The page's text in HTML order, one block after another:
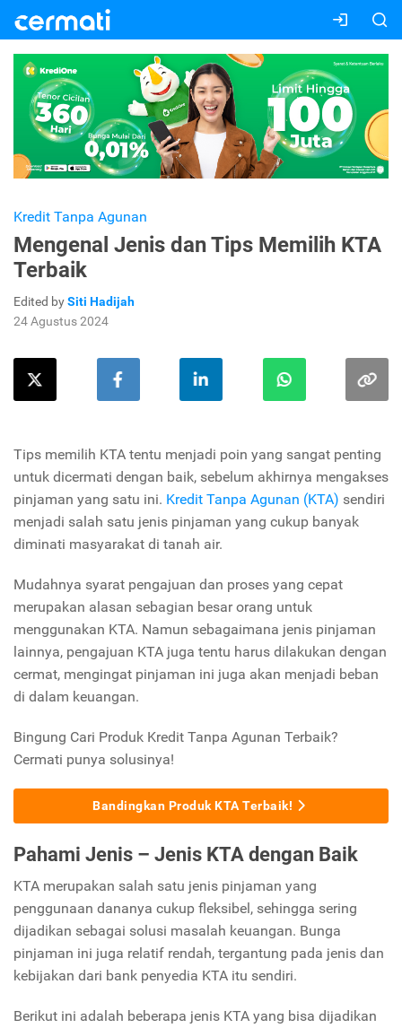
Kredit Tanpa Agunan
Mengenal Jenis dan Tips Memilih KTA
Terbaik
Edited bySiti Hadijah
24 Agustus 2024
Tips memilih KTA tentu menjadi poin yang sangat penting
untuk dicermati dengan baik, sebelum akhirnya mengakses
pinjaman yang satu ini. Kredit Tanpa Agunan (KTA) sendiri
menjadi salah satu jenis pinjaman yang cukup banyak
diminati masyarakat di tanah air.
Mudahnya syarat pengajuan dan proses yang cepat
merupakan alasan sebagian besar orang untuk
menggunakan KTA. Namun sebagaimana jenis pinjaman
lainnya, pengajuan KTA juga tentu harus dilakukan dengan
cermat, mengingat pinjaman ini juga akan menjadi beban
di dalam keuangan.
Bingung Cari Produk Kredit Tanpa Agunan Terbaik?
Cermati punya solusinya!
Bandingkan Produk KTA Terbaik!
Pahami Jenis – Jenis KTA dengan Baik
KTA merupakan salah satu jenis pinjaman yang
penggunaan dananya cukup fleksibel, sehingga sering
dijadikan sebagai solusi masalah keuangan. Bunga
pinjaman ini juga relatif rendah, tergantung pada jenis dan
kebijakan dari bank penyedia KTA itu sendiri.
Berikut ini adalah beberapa jenis KTA yang bisa dijadikan